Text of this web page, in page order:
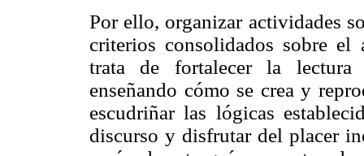
Por ello, organizar actividades
criterios consolidados sobre el
trata de fortalecer la lectura
enseñando cómo se crea y
escudriñar las lógicas
discurso y disfrutar del placer